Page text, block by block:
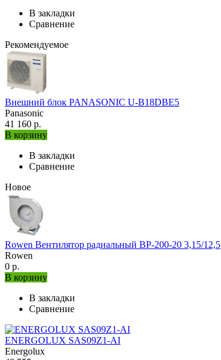
В закладки
Сравнение
Рекомендуемое
Внешний блок PANASONIC U-B18DBE5
Panasonic
41 160 р.
В корзину
В закладки
Сравнение
Новое
Rowen Вентилятор радиальный ВР-200-20 3,15/12,5
Rowen
0 р.
В корзину
В закладки
Сравнение
ENERGOLUX SAS09Z1-AI
Energolux